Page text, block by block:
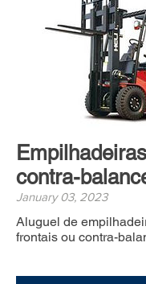
contra-
January 03, 2023
Aluguel de
frontais ou contra-